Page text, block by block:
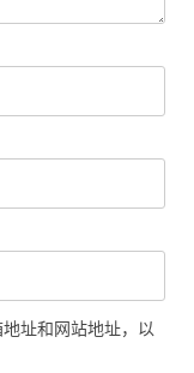
址和网站地址，以